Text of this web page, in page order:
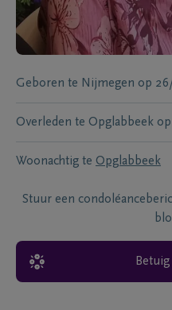
Geboren te Nijmegen op
Overleden te Opglabbeek op
Woonachtig te Opglabbeek
Stuur een